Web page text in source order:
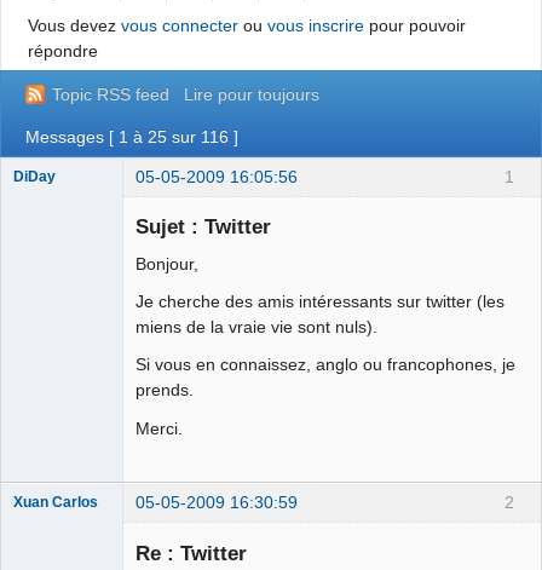
Connexion
Vous devez vous connecterou vous inscrirepour pouvoir
répondre
Topic RSS feed Lire pour toujours
Messages [ 1 à 25 sur 116 ]
1
DiDay 05-05-2009 16:05:56
Sujet : Twitter
Bonjour,
Je cherche des amis intéressants sur twitter (les
miens de la vraie vie sont nuls).
Si vous en connaissez, anglo ou francophones, je
prends.
Merci.
2
Xuan Carlos 05-05-2009 16:30:59
Re : Twitter